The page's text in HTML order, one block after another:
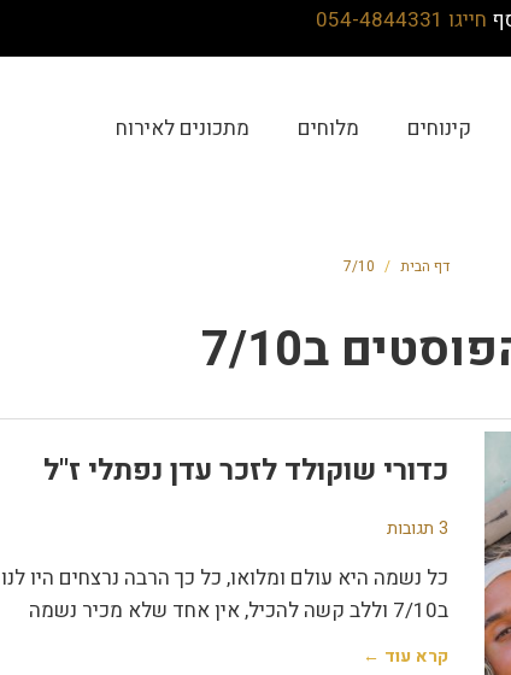
חייגו 054-4844331
קינוחים מלוחים מתכונים לאירוח
דף הבית /
7/10
ב7/10
כדורי שוקולד לזכר עדן נפתלי ז"ל
3 תגובות
כל נשמה היא עולם ומלואו, כל כך הרבה נרצחים היו לנו
ב7/10 וללב קשה להכיל, אין אחד שלא מכיר נשמה
קרא עוד ←